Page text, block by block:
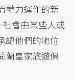
權力運作的新
會由某些人或
認他們的地位
蘭皇家旅遊俱